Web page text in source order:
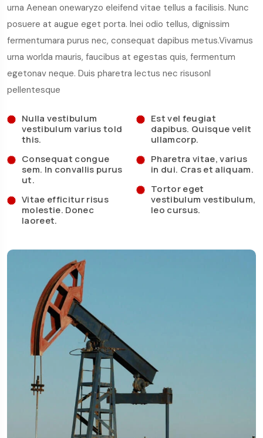
urna Aenean onewaryzo eleifend vitae tellus a facilisis. Nunc
posuere at augue eget porta. Inei odio tellus, dignissim
fermentumara purus nec, consequat dapibus metus.Vivamus
urna worlda mauris, faucibus at egestas quis, fermentum
egetonav neque. Duis pharetra lectus nec risusonl
pellentesque
Nulla vestibulum
vestibulum varius told
this.
Consequat congue
sem. In convallis purus
ut.
Vitae efficitur risus
molestie. Donec
laoreet.
Est vel feugiat
dapibus. Quisque velit
ullamcorp.
Pharetra vitae, varius
in dui. Cras et aliquam.
Tortor eget
vestibulum vestibulum,
leo cursus.